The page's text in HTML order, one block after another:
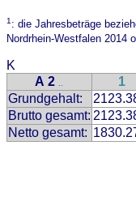
1: die Jahresbeträge
Nordrhein-Westfalen 2014
K
A 2 .. 1
Grundgehalt:
Brutto gesamt:
Netto gesamt: